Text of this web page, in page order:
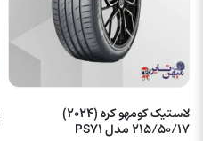
لاستیک کومهو کره (2024)
215/50/17 مدل PS71